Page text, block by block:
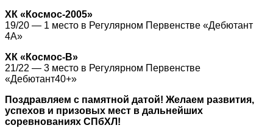
ХК «Космос-2005»
19/20 — 1 место в Регулярном Первенстве «Дебютант
4А»
ХК «Космос-В»
21/22 — 3 место в Регулярном Первенстве
«Дебютант40+»
Поздравляем с памятной датой! Желаем развития,
успехов и призовых мест в дальнейших
соревнованиях СПбХЛ!